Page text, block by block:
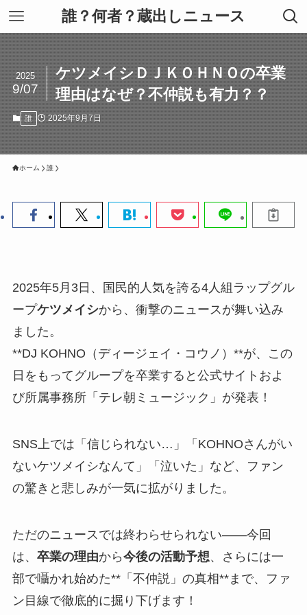
誰？何者？蔵出しニュース
ケツメイシＤＪＫＯＨＮＯの卒業
理由はなぜ？不仲説も有力？？
2025
9/07
誰 2025年9月7日
ホーム 誰
2025年5月3日、国民的人気を誇る4人組ラップグル
ープケツメイシから、衝撃のニュースが舞い込み
ました。
**DJ KOHNO（ディージェイ・コウノ）**が、この
日をもってグループを卒業すると公式サイトおよ
び所属事務所「テレ朝ミュージック」が発表！
SNS上では「信じられない…」「KOHNOさんがい
ないケツメイシなんて」「泣いた」など、ファン
の驚きと悲しみが一気に拡がりました。
ただのニュースでは終わらせられない――今回
は、 卒業の理由から今後の活動予想、さらには一
部で囁かれ始めた**「不仲説」の真相**まで、ファ
ン目線で徹底的に掘り下げます！